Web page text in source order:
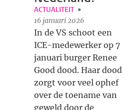
ACTUALITEIT
16 januari 2026
In de VS schoot een
ICE-medewerker op 7
januari burger Renee
Good dood. Haar dood
zorgt voor veel ophef
over de toename van
geweld door de